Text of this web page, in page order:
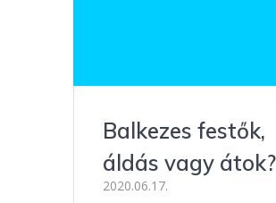
Balkezes festők,
áldás vagy átok?
2020.06.17.